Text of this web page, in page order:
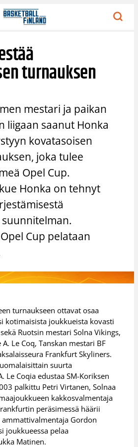
turnauksen
mestari ja paikan
liigaan saanut Honka
kovatasoisen
joka tulee
Opel Cup.
Honka on tehnyt
Cup pelataan
turnaukseen ottavat osaa
kotimaisista joukkueista kovasti
Ruotsin mestari Solna Vikings,
Le Coq, Tanskan mestari BF
Frankfurt Skyliners.
suurta
Le Coqia edustaa SM-Koriksen
palkittu Petri Virtanen, Solnaa
kakkosvalmentaja
peräsimessä häärii
Gordon
joukkueessa pelaa
Matinen.